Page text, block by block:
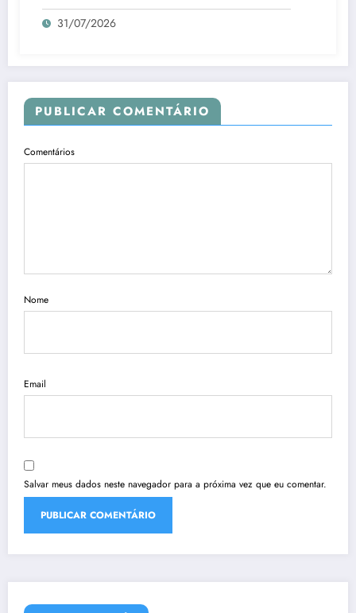
31/07/2026
PUBLICAR COMENTÁRIO
Comentários
Nome
Email
Salvar meus dados neste navegador para a próxima vez que eu comentar.